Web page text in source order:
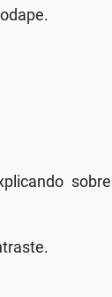
sobre